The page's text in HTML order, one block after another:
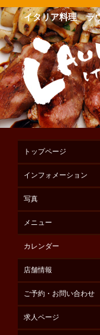
イタリア料理 ラ
トップページ
インフォメーション
写真
メニュー
カレンダー
店舗情報
ご予約・お問い合わせ
求人ページ